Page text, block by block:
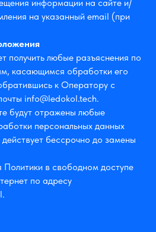
информации на сайте и/
на указанный email (при
получить любые разъяснения по
касающимся обработки его
к Оператору с
info@ledokol.tech.
будут отражены любые
персональных данных
бессрочно до замены
Политики в свободном доступе
по адресу